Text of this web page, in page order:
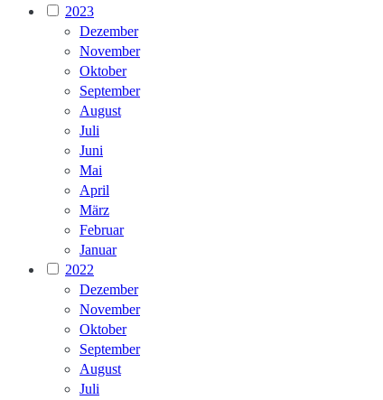
2023
Dezember
November
Oktober
September
August
Juli
Juni
Mai
April
März
Februar
Januar
2022
Dezember
November
Oktober
September
August
Juli